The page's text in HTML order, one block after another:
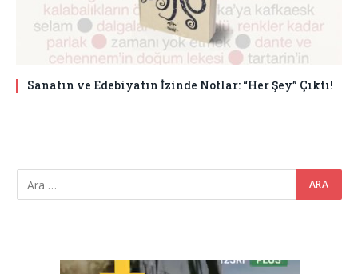
Sanatın ve Edebiyatın İzinde Notlar: “Her Şey” Çıktı!
Video